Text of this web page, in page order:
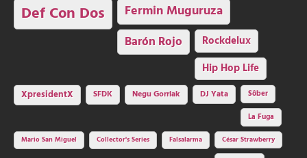
Def Con Dos Fermin Muguruza
Barón Rojo Rockdelux
Hip Hop Life
XpresidentX SFDK Negu Gorriak DJ Yata
Sôber
La Fuga
Mario San Miguel
Collector's Series Falsalarma César Strawberry